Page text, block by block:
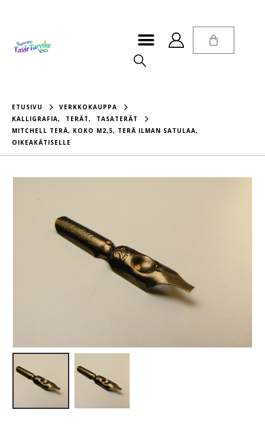
ETUSIVU
VERKKOKAUPPA
KALLIGRAFIA, TERÄT,
TASATERÄT
MITCHELL TERÄ, KOKO M2,5, TERÄ ILMAN SATULAA,
OIKEAKÄTISELLE